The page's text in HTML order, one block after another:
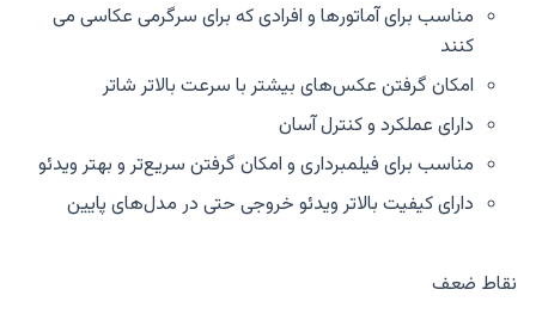
مناسب برای آماتورها و افرادی که برای سرگرمی عکاسی می
کنند
امکان گرفتن عکس‌های بیشتر با سرعت بالاتر شاتر
دارای عملکرد و کنترل آسان‌
مناسب برای فیلمبرداری و امکان گرفتن سریع‌تر و بهتر ویدئو
دارای کیفیت بالاتر ویدئو خروجی حتی در مدل‌های پایین
نقاط ضعف